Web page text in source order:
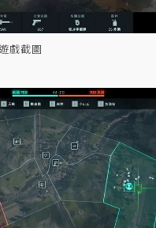
戲截圖